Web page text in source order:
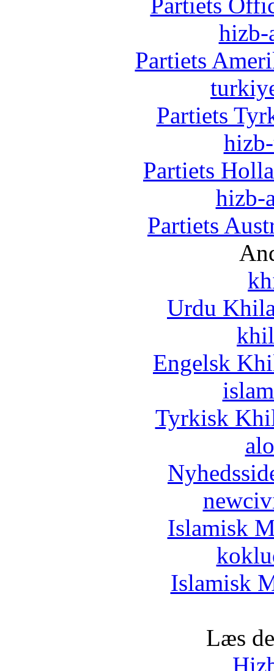
hizb-
Partiets
Partiets
Partiets
hizb-
Partiets
Urdu
Engelsk
Tyrkisk
Islamisk
Islamisk
Læs